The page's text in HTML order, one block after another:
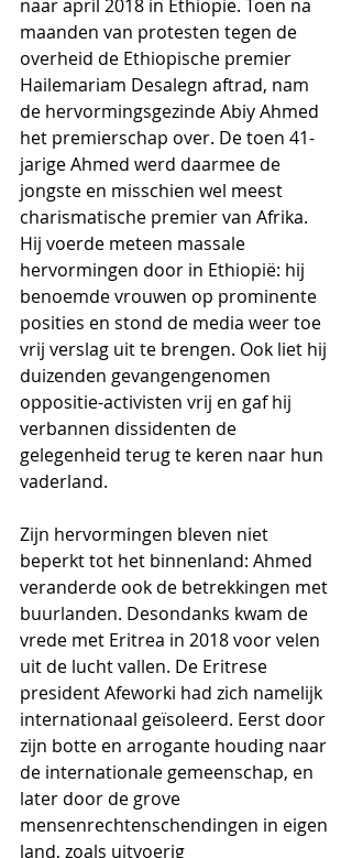
naar april 2018 in Ethiopië. Toen na
maanden van protesten tegen de
overheid de Ethiopische premier
Hailemariam Desalegn aftrad, nam
de hervormingsgezinde Abiy Ahmed
het premierschap over. De toen 41-
jarige Ahmed werd daarmee de
jongste en misschien wel meest
charismatische premier van Afrika.
Hij voerde meteen massale
hervormingen door in Ethiopië: hij
benoemde vrouwen op prominente
posities en stond de media weer toe
vrij verslag uit te brengen. Ook liet hij
duizenden gevangengenomen
oppositie-activisten vrij en gaf hij
verbannen dissidenten de
gelegenheid terug te keren naar hun
vaderland.
Zijn hervormingen bleven niet
beperkt tot het binnenland: Ahmed
veranderde ook de betrekkingen met
buurlanden. Desondanks kwam de
vrede met Eritrea in 2018 voor velen
uit de lucht vallen. De Eritrese
president Afeworki had zich namelijk
internationaal geïsoleerd. Eerst door
zijn botte en arrogante houding naar
de internationale gemeenschap, en
later door de grove
mensenrechtenschendingen in eigen
land, zoals uitvoerig